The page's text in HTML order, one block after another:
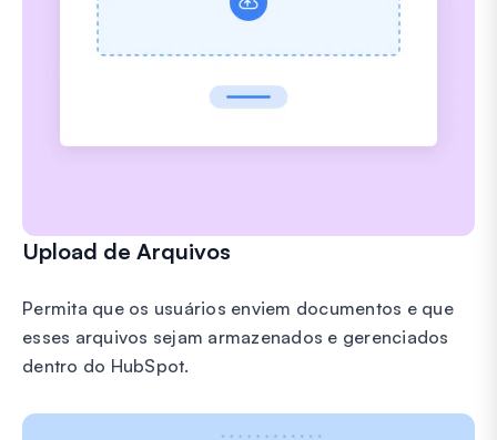
Upload de Arquivos
Permita que os usuários enviem documentos e que
esses arquivos sejam armazenados e gerenciados
dentro do HubSpot.